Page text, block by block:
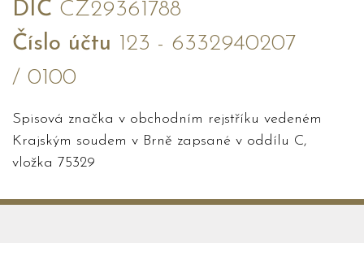
DIČ CZ29361788
Číslo účtu 123 - 6332940207
/ 0100
Spisová značka v obchodním rejstříku vedeném
Krajským soudem v Brně zapsané v oddílu C,
vložka 75329